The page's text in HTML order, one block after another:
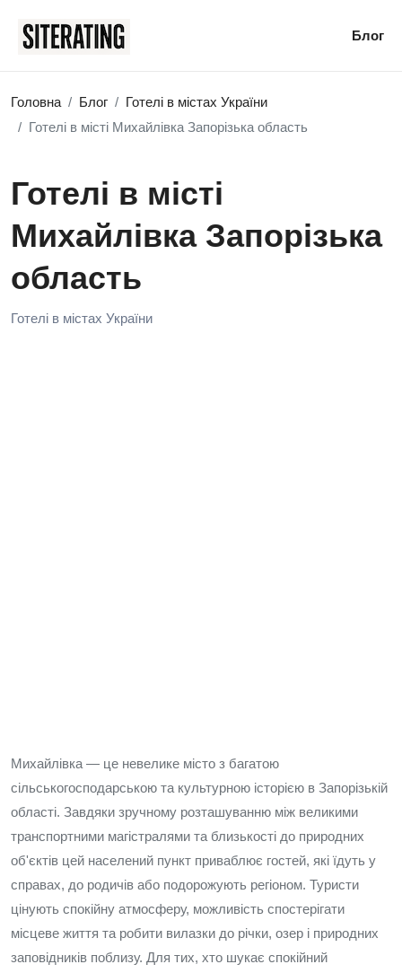
Блог
Головна Блог
Готелі в містах України
Готелі в місті Михайлівка Запорізька область
Готелі в місті
Михайлівка Запорізька
область
Готелі в містах України
Михайлівка — це невелике місто з багатою
сільськогосподарською та культурною історією в Запорізькій
області. Завдяки зручному розташуванню між великими
транспортними магістралями та близькості до природних
об'єктів цей населений пункт приваблює гостей, які їдуть у
справах, до родичів або подорожують регіоном. Туристи
цінують спокійну атмосферу, можливість спостерігати
місцеве життя та робити вилазки до річки, озер і природних
заповідників поблизу. Для тих, хто шукає спокійний